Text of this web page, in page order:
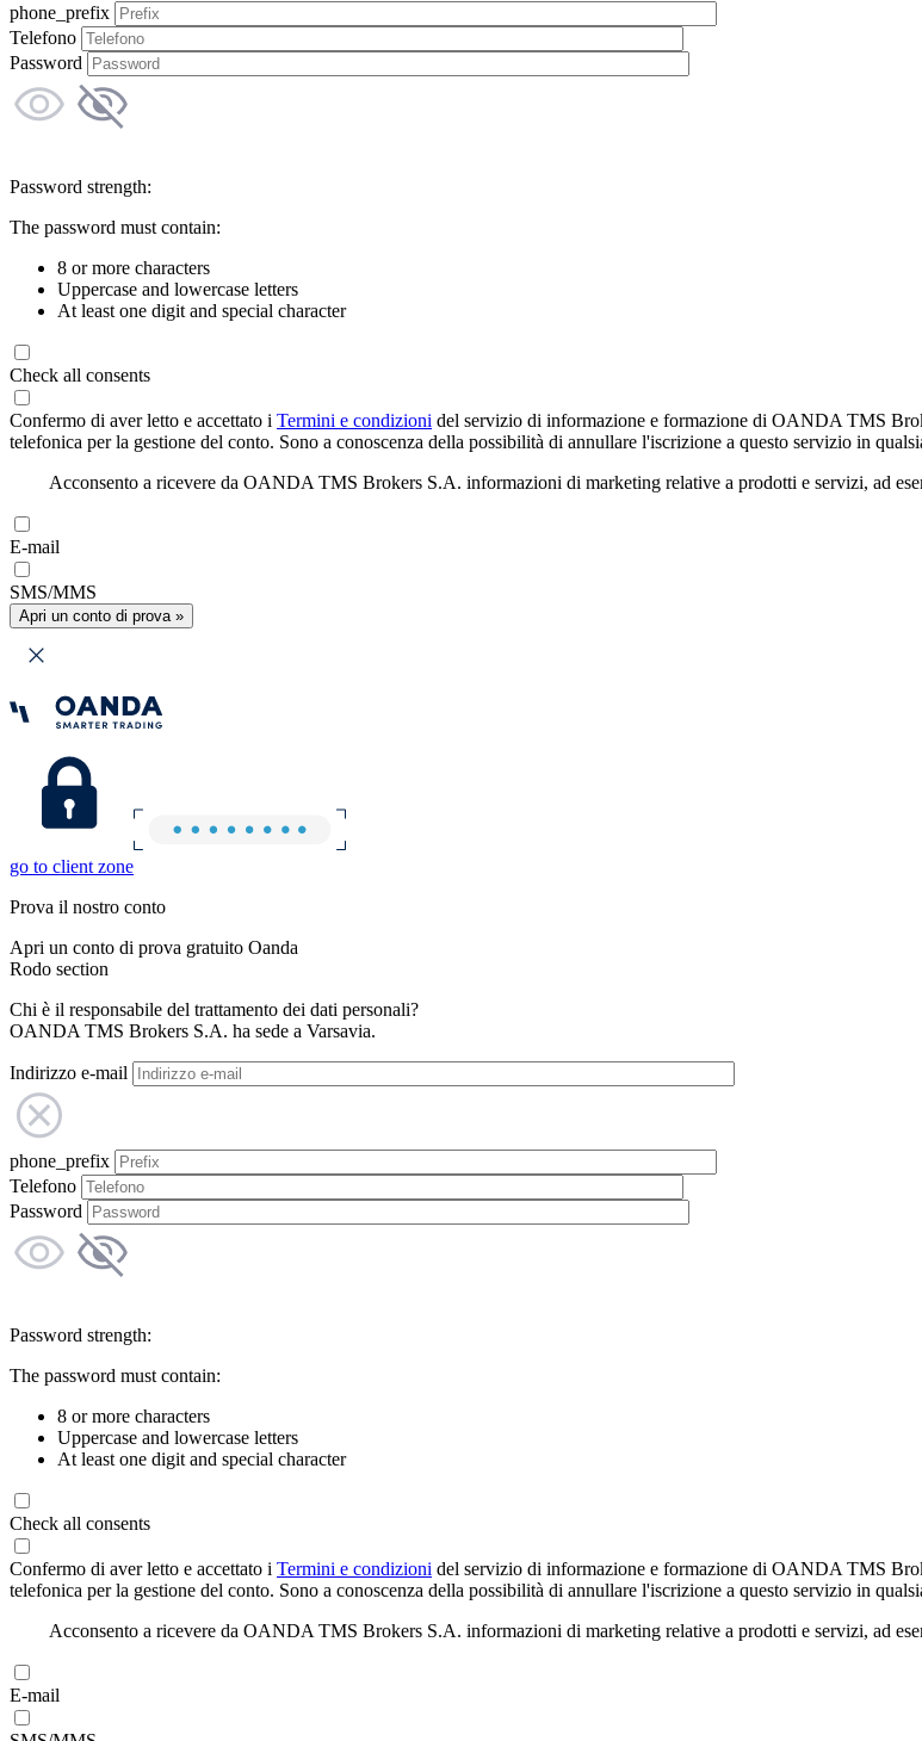
phone_prefix
Telefono
Password
Password strength:
The password must contain:
8 or more characters
Uppercase and lowercase letters
At least one digit and special character
Check all consents
Confermo di aver letto e accettato i Termini e condizioni del servizio di informazione e formazione di OANDA TMS
telefonica per la gestione del conto. Sono a conoscenza della possibilità di annullare l'iscrizione a questo servizio in
Acconsento a ricevere da OANDA TMS Brokers S.A. informazioni di marketing relative a prodotti e servizi, ad
E-mail
SMS/MMS
Apri un conto di prova »
go to client zone
Prova il nostro conto
Apri un conto di prova gratuito Oanda
Rodo section
Chi è il responsabile del trattamento dei dati personali?
OANDA TMS Brokers S.A. ha sede a Varsavia.
Indirizzo e-mail
phone_prefix
Telefono
Password
Password strength:
The password must contain:
8 or more characters
Uppercase and lowercase letters
At least one digit and special character
Check all consents
Confermo di aver letto e accettato i Termini e condizioni del servizio di informazione e formazione di OANDA TMS
telefonica per la gestione del conto. Sono a conoscenza della possibilità di annullare l'iscrizione a questo servizio in
Acconsento a ricevere da OANDA TMS Brokers S.A. informazioni di marketing relative a prodotti e servizi, ad
E-mail